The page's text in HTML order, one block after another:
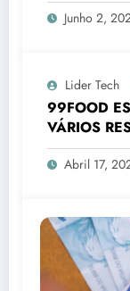
Junho 2,
Lider Tech
99FOOD
VÁRIOS
2026
Abril 17,